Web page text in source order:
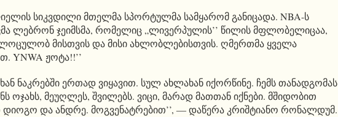
სიკვდილი მთელმა სპორტულმა სამყარომ განიცადა. NBA-ს
ლებრონ ჯეიმსმა, რომელიც „ლივერპულის’’ წილის მფლობელიცაა,
მისთვის და მისი ახლობლებისთვის. ღმერთმა ყველა
YNWA ჟოტა!!’’
ნაკრებში ერთად ვიყავით. სულ ახლახან იქორწინე. ჩემს თანადგომას
ოჯახს, მეუღლეს, შვილებს. ვიცი, მარად მათთან იქნები. მშიდობით
დიოგო და ანდრე. მოგვენატრებით’’, ― დაწერა კრიშტიანო რონალდუმ.